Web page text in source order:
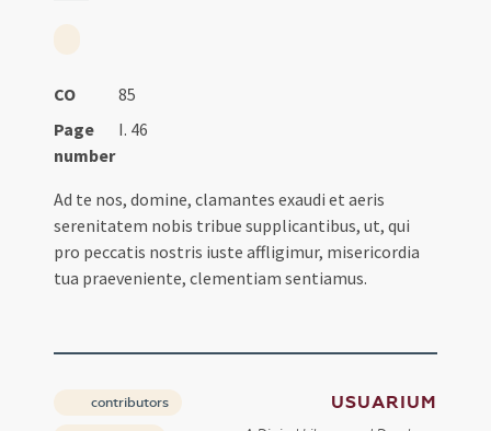
CO
85
Page
number
I. 46
Ad te nos, domine, clamantes exaudi et aeris
serenitatem nobis tribue supplicantibus, ut, qui
pro peccatis nostris iuste affligimur, misericordia
tua praeveniente, clementiam sentiamus.
contributors USUARIUM